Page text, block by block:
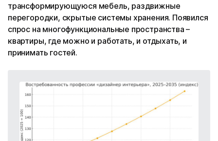
трансформирующуюся мебель, раздвижные
перегородки, скрытые системы хранения. Появился
спрос на многофункциональные пространства –
квартиры, где можно и работать, и отдыхать, и
принимать гостей.